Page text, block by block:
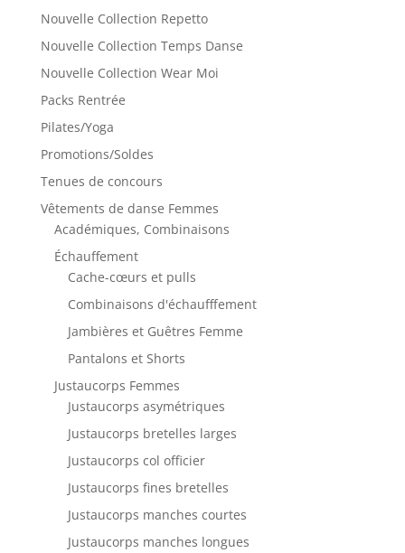
Nouvelle Collection Repetto
Nouvelle Collection Temps Danse
Nouvelle Collection Wear Moi
Packs Rentrée
Pilates/Yoga
Promotions/Soldes
Tenues de concours
Vêtements de danse Femmes
Académiques, Combinaisons
Échauffement
Cache-cœurs et pulls
Combinaisons d'échaufffement
Jambières et Guêtres Femme
Pantalons et Shorts
Justaucorps Femmes
Justaucorps asymétriques
Justaucorps bretelles larges
Justaucorps col officier
Justaucorps fines bretelles
Justaucorps manches courtes
Justaucorps manches longues